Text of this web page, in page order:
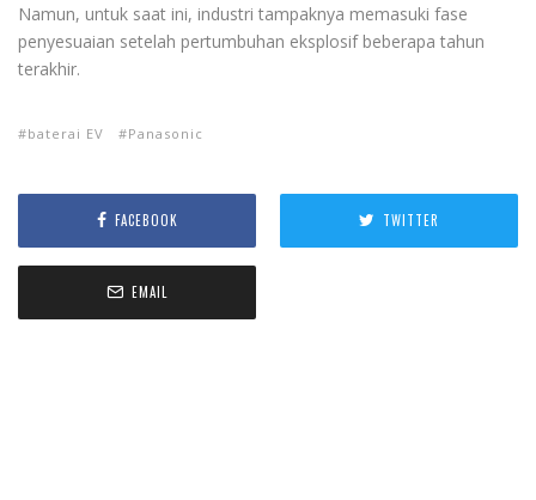
Namun, untuk saat ini, industri tampaknya memasuki fase
penyesuaian setelah pertumbuhan eksplosif beberapa tahun
terakhir.
baterai EV Panasonic
FACEBOOK TWITTER
EMAIL